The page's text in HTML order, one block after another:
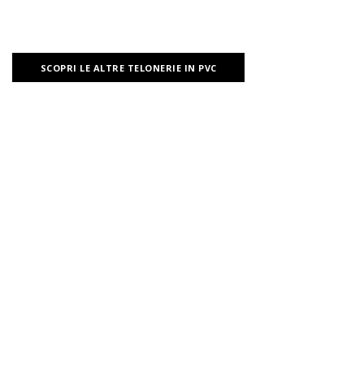
SCOPRI LE ALTRE TELONERIE IN PVC